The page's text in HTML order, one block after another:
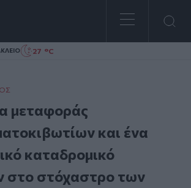
27 °C
μεταφοράς
και ένα
καταδρομικό
στο στόχαστρο των